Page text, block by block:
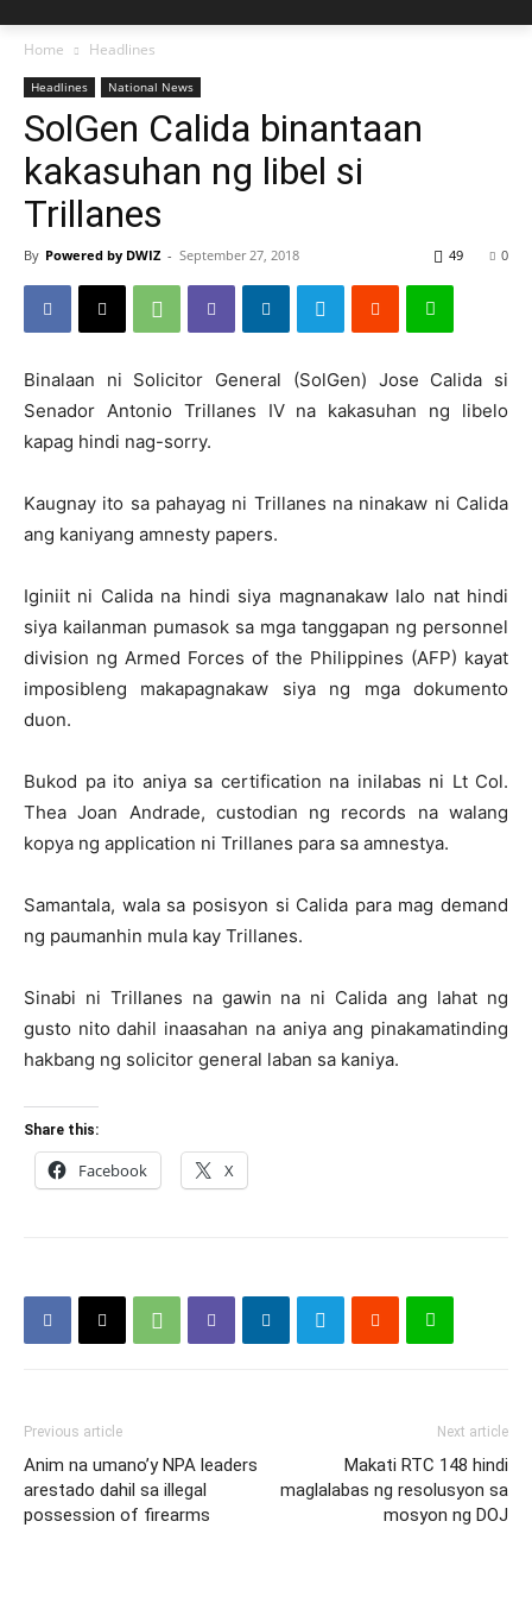
Home Headlines
Headlines National News
SolGen Calida binantaan
kakasuhan ng libel si
Trillanes
By Powered by DWIZ - September 27, 2018 0
49
Binalaan ni Solicitor General (SolGen) Jose Calida si
Senador Antonio Trillanes IV na kakasuhan ng libelo
kapag hindi nag-sorry.
Kaugnay ito sa pahayag ni Trillanes na ninakaw ni Calida
ang kaniyang amnesty papers.
Iginiit ni Calida na hindi siya magnanakaw lalo nat hindi
siya kailanman pumasok sa mga tanggapan ng personnel
division ng Armed Forces of the Philippines (AFP) kayat
imposibleng makapagnakaw siya ng mga dokumento
duon.
Bukod pa ito aniya sa certification na inilabas ni Lt Col.
Thea Joan Andrade, custodian ng records na walang
kopya ng application ni Trillanes para sa amnestya.
Samantala, wala sa posisyon si Calida para mag demand
ng paumanhin mula kay Trillanes.
Sinabi ni Trillanes na gawin na ni Calida ang lahat ng
gusto nito dahil inaasahan na aniya ang pinakamatinding
hakbang ng solicitor general laban sa kaniya.
Share this:
Facebook X
Previous article
Anim na umano’y NPA leaders
arestado dahil sa illegal
possession of firearms
Next article
Makati RTC 148 hindi
maglalabas ng resolusyon sa
mosyon ng DOJ